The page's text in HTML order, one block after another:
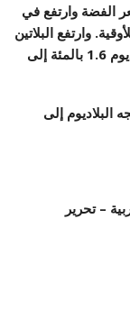
الفضة وارتفع في
0.4 بالمئة إلى 23.79 دولار للأوقية. وارتفع البلاتين
0.9 بالمئة إلى 1063.43 دولاراً ، بينما نزل البلاديوم 1.6 بالمئة إلى
البلاديوم إلى
– تحرير